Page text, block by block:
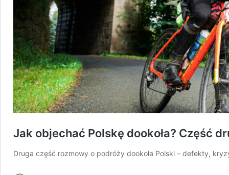
Jak objechać Polskę dookoła? Część
Druga część rozmowy o podróży dookoła Polski – defekty,